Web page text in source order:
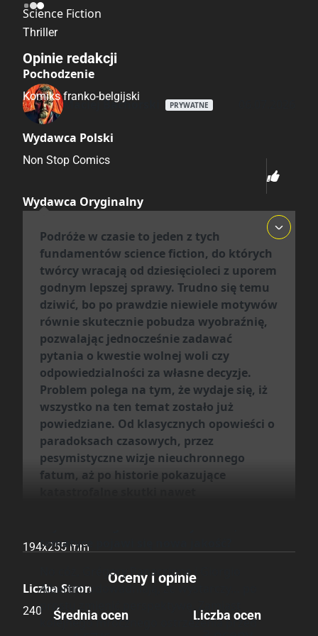
Science Fiction
Thriller
Pochodzenie
Komiks franko-belgijski
Wydawca Polski
Non Stop Comics
Wydawca Oryginalny
Data Wydania
3.06.2026
Wydanie
Druk
Kolor
Oprawa
194x255 mm
Liczba Stron
240
Opinie redakcji
Maciej Bachorski PRYWATNE
Podróże w czasie to jeden z tych
fundamentów science fiction, do których
twórcy wracają od dziesięcioleci z uporem
godnym lepszej sprawy. Trudno się temu
dziwić, bo po prawdzie niewiele motywów
równie skutecznie pobudza wyobraźnię,
pozwalając jednocześnie zadawać
pytania o kwestie wolnej woli czy
odpowiedzialności za własne decyzje.
Problem polega na tym, że wydaje się, iż
wszystko na ten temat zostało już
powiedziane. Od klasycznych opowieści o
paradoksach czasowych, przez
pesymistyczne wizje nieuchronnego
fatum, aż po historie pokazujące
tematyce pojawi się nowa jakość?
No cóż, Grégory Panaccione i Giorgio
Albertini udowadniają, że wystarczy… po
prostu zmienić perspektywę. Zamiast
kolejnego mrocznego ostrzeżenia przed
Oceny i opinie
Średnia ocen Liczba ocen